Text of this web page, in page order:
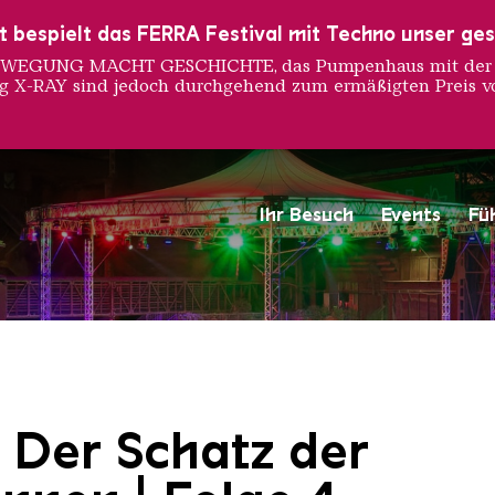
Ihr Besuch Events
Saarländischen
Schatz der
bespielt das FERRA Festival mit Techno unser
MACHT GESCHICHTE, das Pumpenhaus mit
RAY sind jedoch durchgehend zum ermäßigten Preis